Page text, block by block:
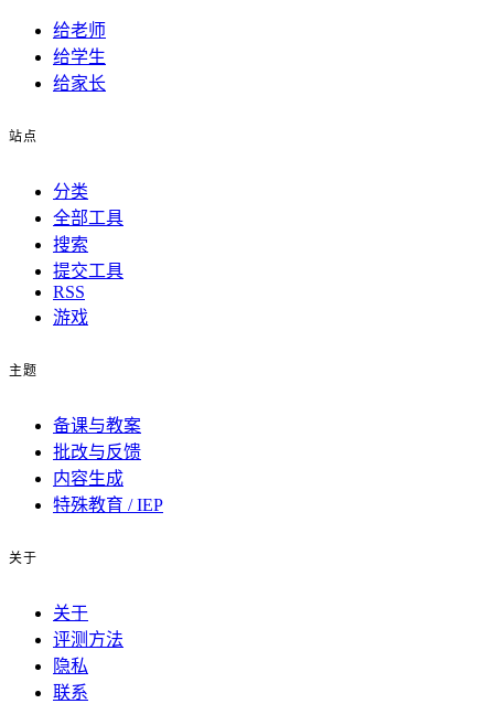
给老师
给学生
给家长
站点
分类
全部工具
搜索
提交工具
RSS
游戏
主题
备课与教案
批改与反馈
内容生成
特殊教育 / IEP
关于
关于
评测方法
隐私
联系